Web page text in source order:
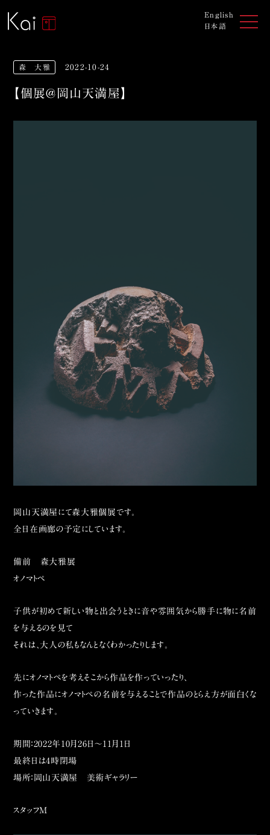
English
日本語
森 大雅 2022-10-24
【個展＠岡山天満屋】
岡山天満屋にて森大雅個展です。
全日在画廊の予定にしています。
備前 森大雅展
オノマトペ
子供が初めて新しい物と出会うときに音や雰囲気から勝手に物に名前
を与えるのを見て
それは、大人の私もなんとなくわかったりします。
先にオノマトペを考えそこから作品を作っていったり、
作った作品にオノマトペの名前を与えることで作品のとらえ方が面白くな
っていきます。
期間：2022年10月26日〜11月1日
最終日は4時閉場
場所：岡山天満屋 美術ギャラリー
スタッフM